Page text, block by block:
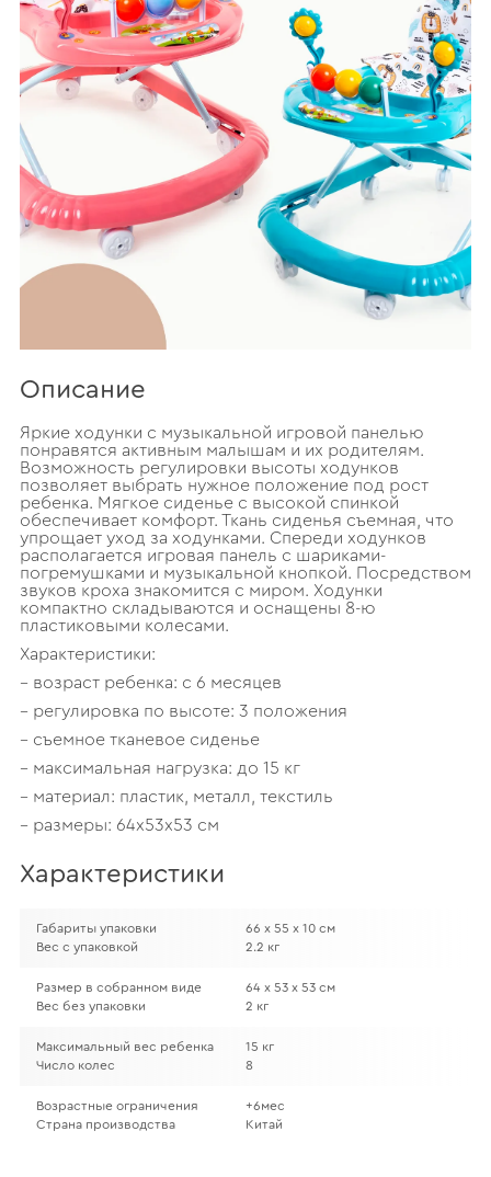
Описание
Яркие ходунки с музыкальной игровой панелью
понравятся активным малышам и их родителям.
Возможность регулировки высоты ходунков
позволяет выбрать нужное положение под рост
ребенка. Мягкое сиденье с высокой спинкой
обеспечивает комфорт. Ткань сиденья съемная, что
упрощает уход за ходунками. Спереди ходунков
располагается игровая панель с шариками-
погремушками и музыкальной кнопкой. Посредством
звуков кроха знакомится с миром. Ходунки
компактно складываются и оснащены 8-ю
пластиковыми колесами.
Характеристики:
– возраст ребенка: с 6 месяцев
– регулировка по высоте: 3 положения
– съемное тканевое сиденье
– максимальная нагрузка: до 15 кг
– материал: пластик, металл, текстиль
– размеры: 64х53х53 см
Характеристики
Габариты упаковки
66 х 55 х 10 см
Вес с упаковкой
2.2 кг
Размер в собранном виде
64 х 53 х 53 см
Вес без упаковки
2 кг
Максимальный вес ребенка
15 кг
Число колес
8
Возрастные ограничения
+6мес
Страна производства
Китай